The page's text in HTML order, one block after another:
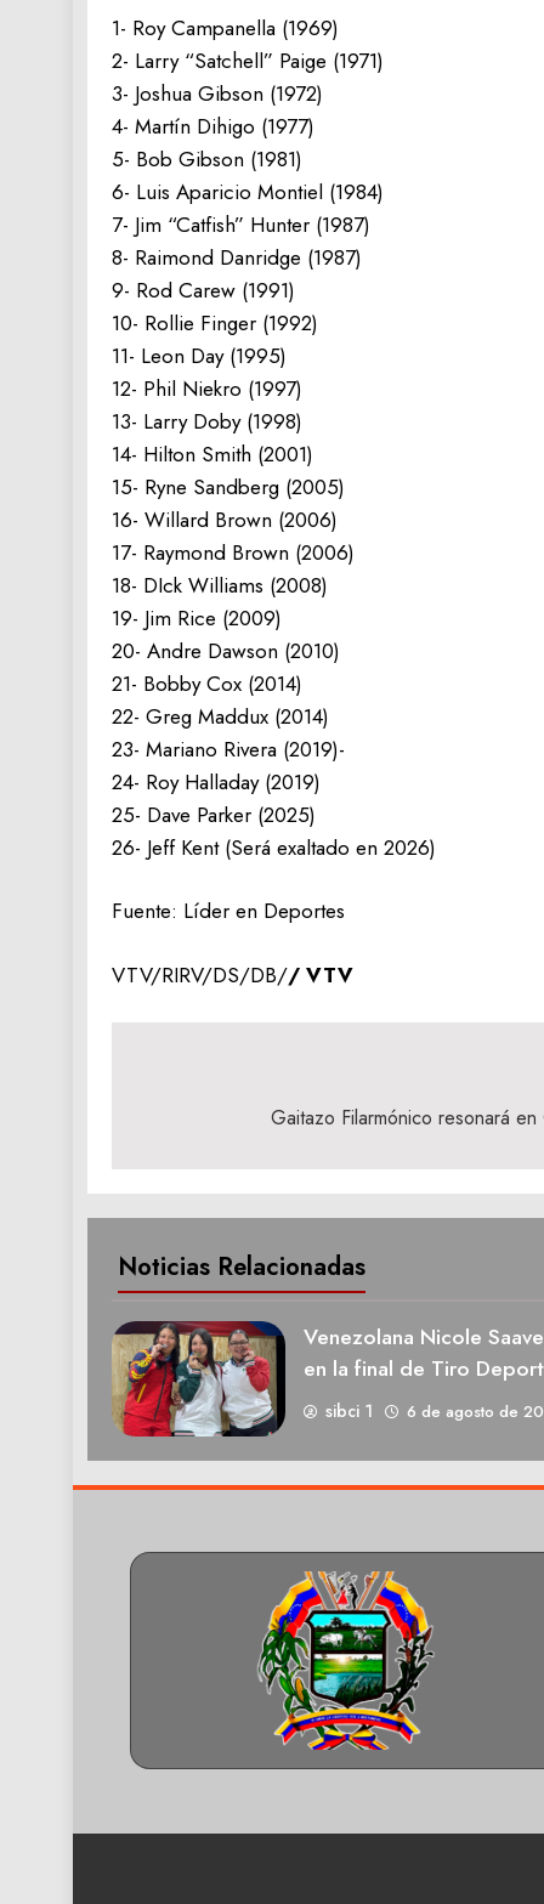
1- Roy Campanella (1969)
2- Larry “Satchell” Paige (1971)
3- Joshua Gibson (1972)
4- Martín Dihigo (1977)
5- Bob Gibson (1981)
6- Luis Aparicio Montiel (1984)
7- Jim “Catfish” Hunter (1987)
8- Raimond Danridge (1987)
9- Rod Carew (1991)
10- Rollie Finger (1992)
11- Leon Day (1995)
12- Phil Niekro (1997)
13- Larry Doby (1998)
14- Hilton Smith (2001)
15- Ryne Sandberg (2005)
16- Willard Brown (2006)
17- Raymond Brown (2006)
18- DIck Williams (2008)
19- Jim Rice (2009)
20- Andre Dawson (2010)
21- Bobby Cox (2014)
22- Greg Maddux (2014)
23- Mariano Rivera (2019)-
24- Roy Halladay (2019)
25- Dave Parker (2025)
26- Jeff Kent (Será exaltado en 2026)
Fuente: Líder en Deportes
VTV/RIRV/DS/DB// VTV
entradas
Gaitazo Filarmónico resonará
Noticias Relacionadas
Venezolana Nicole
en la final de Tiro
sibci 1 6 de agosto de